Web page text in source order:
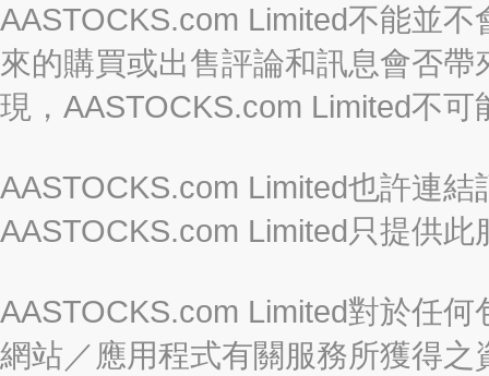
AASTOCKS.com Limited不能並
來的購買或出售評論和訊息會否
現，AASTOCKS.com Limited不
AASTOCKS.com Limited也許連
AASTOCKS.com Limited只提供
AASTOCKS.com Limited對於任
網站／應用程式有關服務所獲得